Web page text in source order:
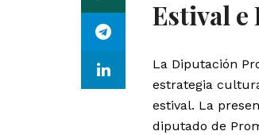
Estival e
La Diputación
estrategia
estival. La
diputado de